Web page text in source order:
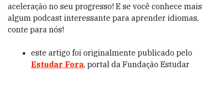
aceleração no seu progresso! E se você conhece mais
algum podcast interessante para aprender idiomas,
conte para nós!
este artigo foi originalmente publicado pelo
Estudar Fora, portal da Fundação Estudar